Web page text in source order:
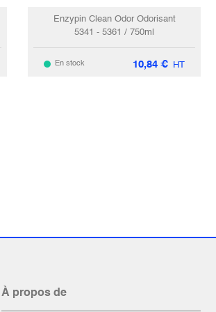
Enzypin Clean Odor Odorisant
5341 - 5361 / 750ml
En stock 10,84 € HT
À propos de